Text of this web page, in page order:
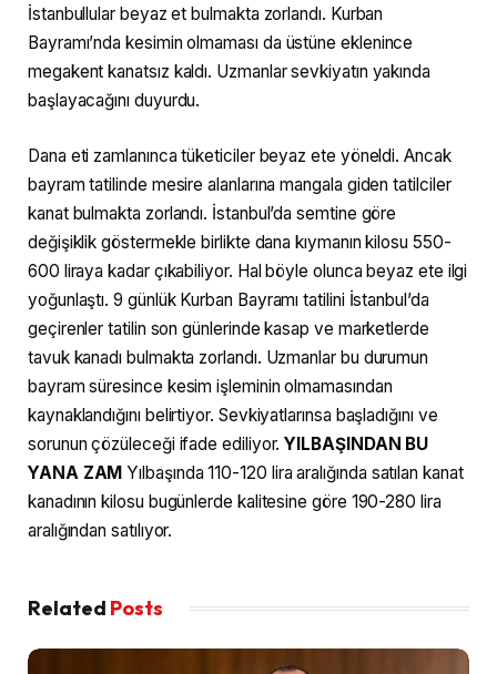
İstanbullular beyaz et bulmakta zorlandı. Kurban
Bayramı’nda kesimin olmaması da üstüne eklenince
megakent kanatsız kaldı. Uzmanlar sevkiyatın yakında
başlayacağını duyurdu.
Dana eti zamlanınca tüketiciler beyaz ete yöneldi. Ancak
bayram tatilinde mesire alanlarına mangala giden tatilciler
kanat bulmakta zorlandı. İstanbul’da semtine göre
değişiklik göstermekle birlikte dana kıymanın kilosu 550-
600 liraya kadar çıkabiliyor. Hal böyle olunca beyaz ete ilgi
yoğunlaştı. 9 günlük Kurban Bayramı tatilini İstanbul’da
geçirenler tatilin son günlerinde kasap ve marketlerde
tavuk kanadı bulmakta zorlandı. Uzmanlar bu durumun
bayram süresince kesim işleminin olmamasından
kaynaklandığını belirtiyor. Sevkiyatlarınsa başladığını ve
sorunun çözüleceği ifade ediliyor.YILBAŞINDAN BU
YANA ZAM Yılbaşında 110-120 lira aralığında satılan kanat
kanadının kilosu bugünlerde kalitesine göre 190-280 lira
aralığından satılıyor.
Related Posts